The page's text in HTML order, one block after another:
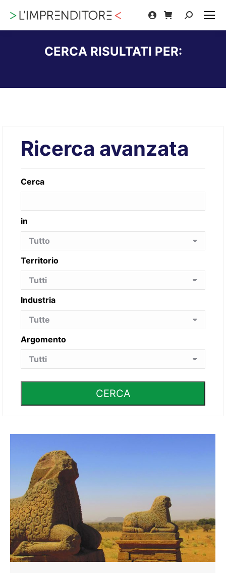
Cerca:
CERCA RISULTATI PER:
Ricerca avanzata
Cerca
in
Territorio
Industria
Argomento